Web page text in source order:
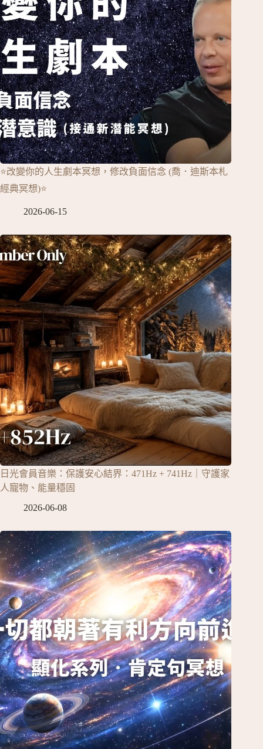
⭐改變你的人生劇本冥想，修改負面信念 (喬．迪斯本札
經典冥想)⭐
2026-06-15
日光會員音樂：保護安心結界：471Hz + 741Hz｜守護家
人寵物、能量穩固
2026-06-08